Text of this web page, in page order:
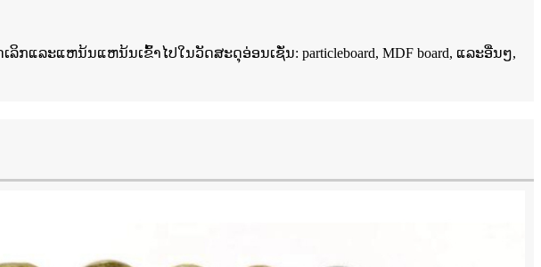
ເລິກແລະແຫນ້ນແຫນ້ນເຂົ້າໄປໃນວັດສະດຸອ່ອນເຊັ່ນ: particleboard, MDF board, ແລະອື່ນໆ,